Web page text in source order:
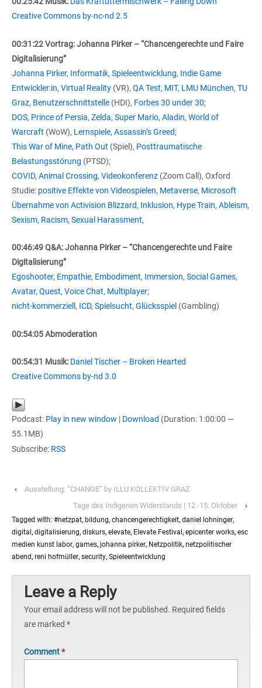
Creative Commons by-nc-nd 2.5
00:31:22 Vortrag: Johanna Pirker – “Chancengerechte und Faire
Digitalisierung”
Johanna Pirker, Informatik, Spieleentwicklung, Indie Game
Entwickler:in, Virtual Reality (VR), QA Test, MIT, LMU München, TU
Graz, Benutzerschnittstelle (HDI), Forbes 30 under 30;
DOS, Prince of Persia, Zelda, Super Mario, Aladin, World of
Warcraft (WoW), Lernspiele, Assassin’s Greed;
This War of Mine, Path Out (Spiel), Posttraumatische
Belastungsstörung (PTSD);
COVID, Animal Crossing, Videokonferenz (Zoom Call), Oxford
Studie: positive Effekte von Videospielen, Metaverse, Microsoft
Übernahme von Activision Blizzard, Inklusion, Hype Train, Ableism,
Sexism, Racism, Sexual Harassment,
00:46:49 Q&A: Johanna Pirker – “Chancengerechte und Faire
Digitalisierung”
Egoshooter, Empathie, Embodiment, Immersion, Social Games,
Avatar, Quest, Voice Chat, Multiplayer;
nicht-kommerziell , ICD, Spielsucht, Glücksspiel (Gambling)
00:54:05 Abmoderation
00:54:31 Musik: Daniel Tischer – Broken Hearted
Creative Commons by-nd 3.0
Podcast: Play in new window | Download (Duration: 1:00:00 —
55.1MB)
Subscribe: RSS
‹
Ausstellung: “CHANGE” by ILLU KOLLEKTIV GRAZ
Tage des Indigenen Widerstands | 12.-15. Oktober
›
Tagged with: #netzpat, bildung,chancengerechtigkeit,daniel lohninger,
digital ,digitalisierung,diskurs,elevate, Elevate Festival ,epicenter works,esc
medien kunst labor,games,johanna pirker, Netzpolitik,netzpolitischer
abend,reni hofmüller,security,Spieleentwicklung
Leave a Reply
Your email address will not be published. Required fields
are marked *
Comment*